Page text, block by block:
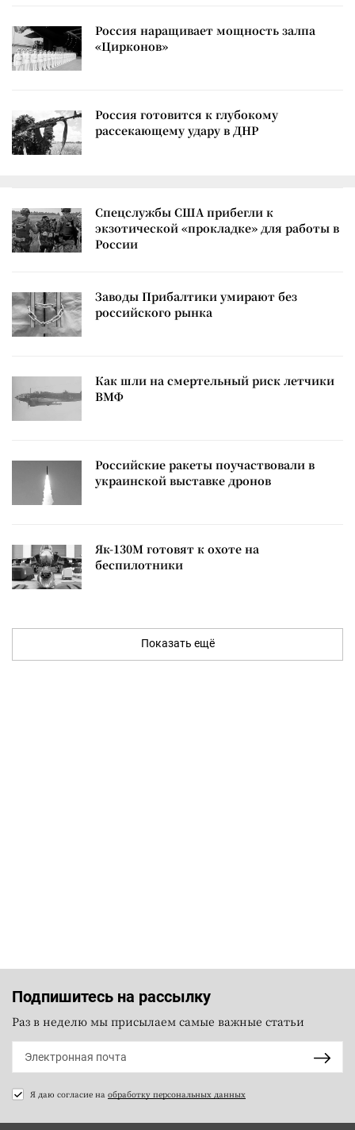
Россия наращивает мощность залпа
«Цирконов»
Россия готовится к глубокому
рассекающему удару в ДНР
Спецслужбы США прибегли к
экзотической «прокладке» для работы в
России
Заводы Прибалтики умирают без
российского рынка
Как шли на смертельный риск летчики
ВМФ
Российские ракеты поучаствовали в
украинской выставке дронов
Як-130М готовят к охоте на
беспилотники
Показать ещё
Подпишитесь на рассылку
Раз в неделю мы присылаем самые важные статьи
Я даю согласие на обработку персональных данных